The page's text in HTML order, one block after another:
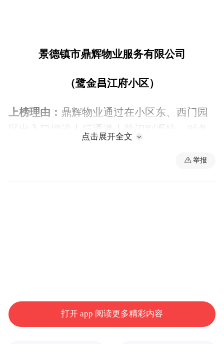
景德镇市鼎辉物业服务有限公司
（鹭金昌江府小区）
上榜理由： 鼎辉物业通过在小区东、西门园
区出入口增设人行通道人脸识别系统，对各
及智能卡双重开门效果；合理利用小区可利
点击展开全文
举报
打开 app 阅读更多精彩内容